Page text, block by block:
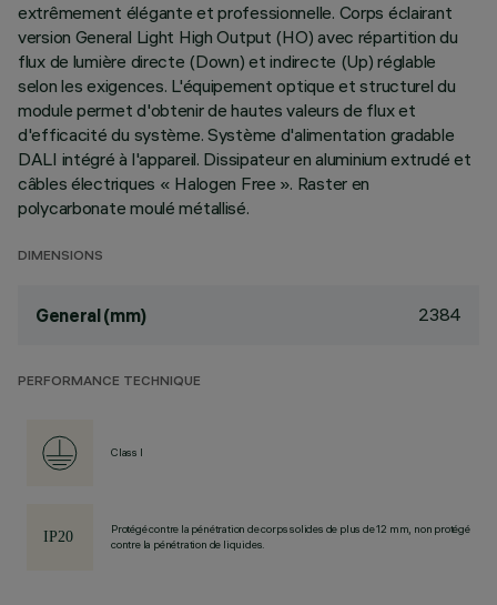
extrêmement élégante et professionnelle. Corps éclairant
version General Light High Output (HO) avec répartition du
flux de lumière directe (Down) et indirecte (Up) réglable
selon les exigences. L'équipement optique et structurel du
module permet d'obtenir de hautes valeurs de flux et
d'efficacité du système. Système d'alimentation gradable
DALI intégré à l'appareil. Dissipateur en aluminium extrudé et
câbles électriques « Halogen Free ». Raster en
polycarbonate moulé métallisé.
DIMENSIONS
General (mm) 2384
PERFORMANCE TECHNIQUE
Class I
Protégé contre la pénétration de corps solides de plus de 12 mm, non protégé
contre la pénétration de liquides.